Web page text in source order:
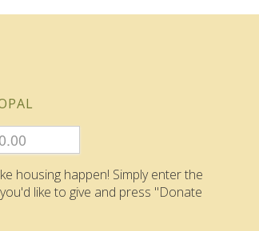
housing happen! Simply enter the
like to give and press "Donate